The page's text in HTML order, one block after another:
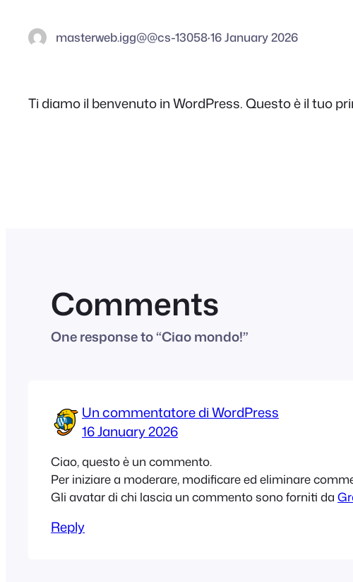
masterweb.igg@@cs-13058·16 January 2026
Ti diamo il benvenuto in WordPress. Questo è il tuo
Comments
One response to “Ciao mondo!”
Un commentatore di WordPress
16 January 2026
Ciao, questo è un commento.
Per iniziare a moderare, modificare ed eliminare
Gli avatar di chi lascia un commento sono forniti da
Reply